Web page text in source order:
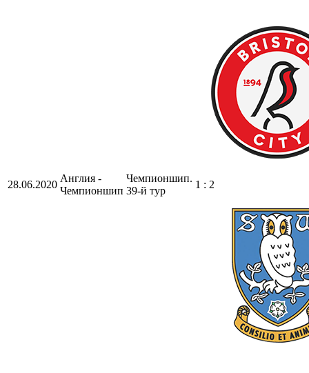
28.06.2020
Англия -
Чемпионшип
Чемпионшип.
39-й тур
1 : 2